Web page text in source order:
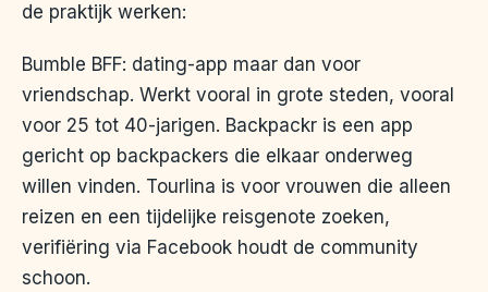
de praktijk werken:
Bumble BFF: dating-app maar dan voor
vriendschap. Werkt vooral in grote steden, vooral
voor 25 tot 40-jarigen. Backpackr is een app
gericht op backpackers die elkaar onderweg
willen vinden. Tourlina is voor vrouwen die alleen
reizen en een tijdelijke reisgenote zoeken,
verifiëring via Facebook houdt de community
schoon.